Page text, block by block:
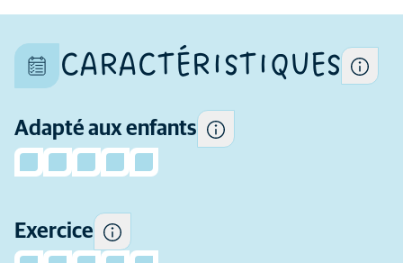
CARACTÉRISTIQUES
Adapté aux enfants
Exercice
plus tolérants que d'autres à
quotidiennement.
De quelle expérience
préalable (en tant que
propriétaire de chien) avez-
d'envisager d'adopter cette
race ?